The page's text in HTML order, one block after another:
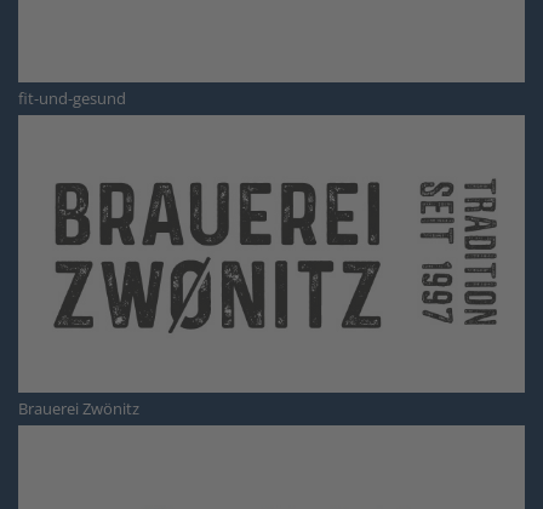
fit-und-gesund
Brauerei Zwönitz